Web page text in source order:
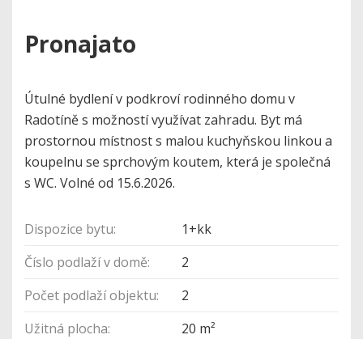
Pronajato
Útulné bydlení v podkroví rodinného domu v
Radotíně s možností využívat zahradu. Byt má
prostornou místnost s malou kuchyňskou linkou a
koupelnu se sprchovým koutem, která je společná
s WC. Volné od 15.6.2026.
Dispozice bytu:
1+kk
Číslo podlaží v domě:
2
Počet podlaží objektu:
2
Užitná plocha:
20 m²